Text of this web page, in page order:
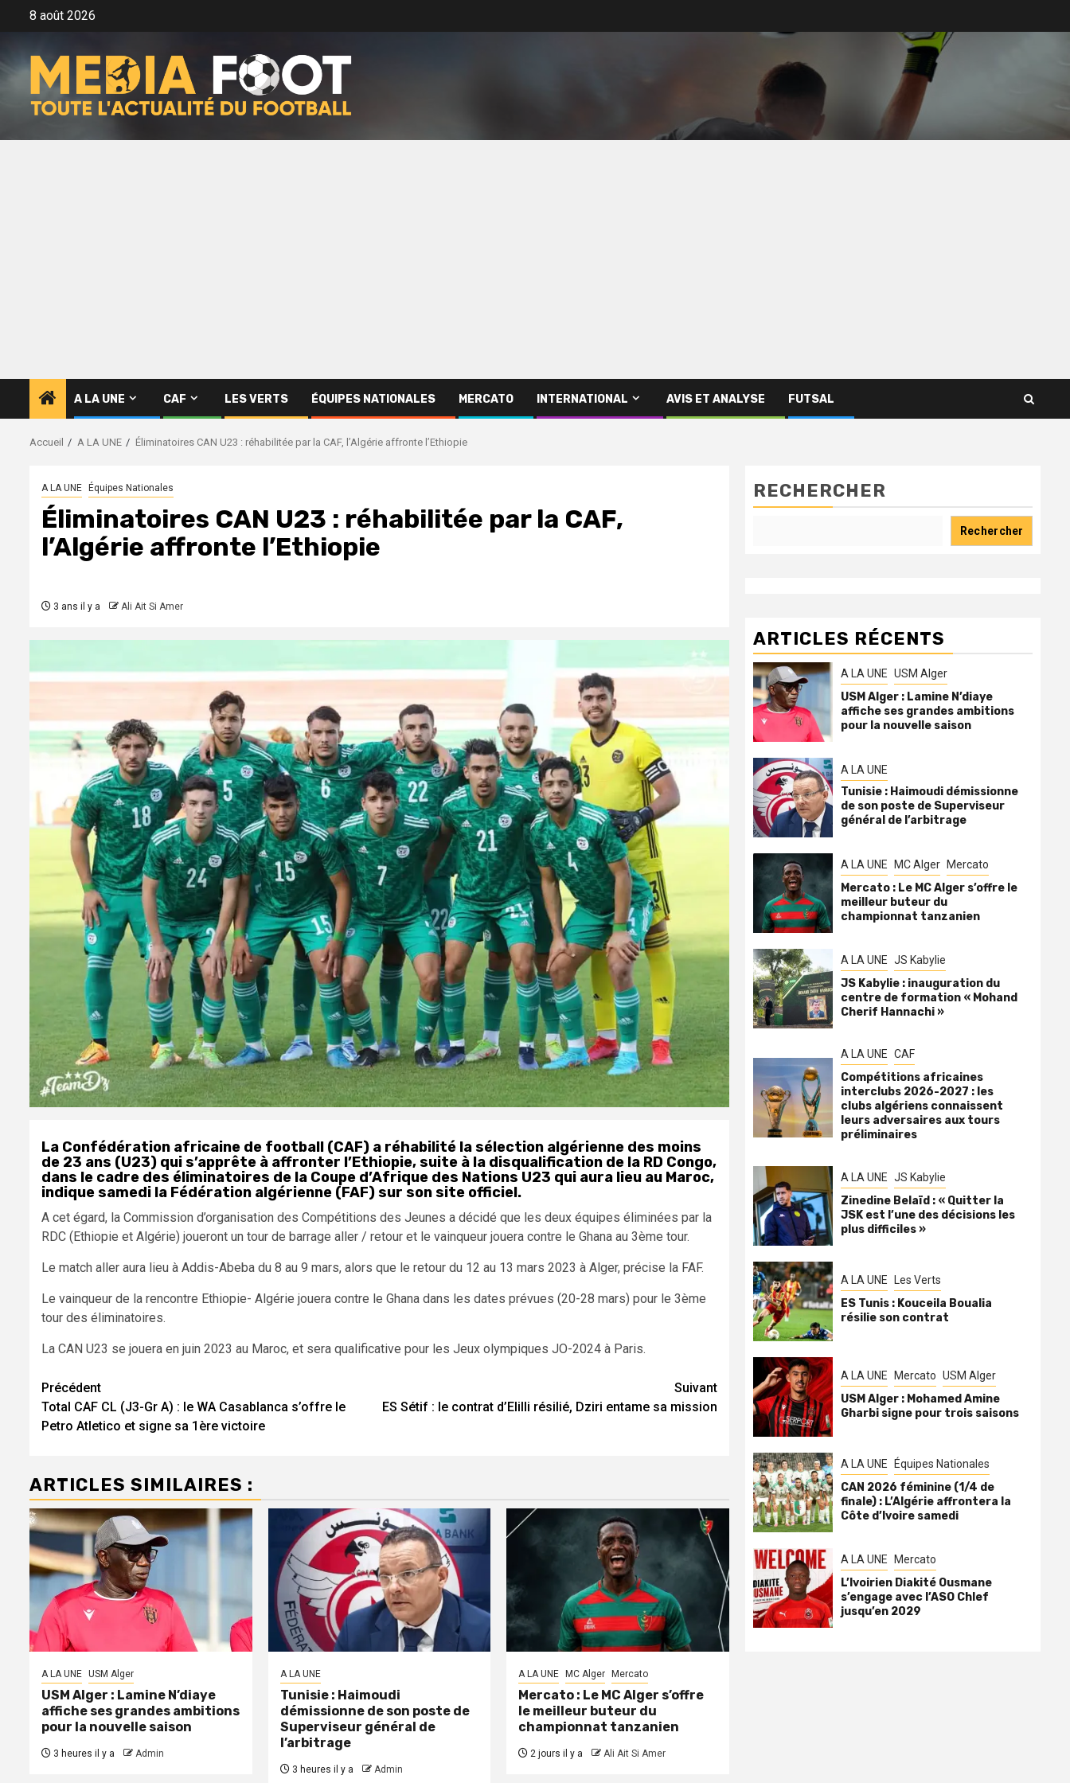
8 août 2026
A LA UNE CAF LES VERTS ÉQUIPES NATIONALES MERCATO INTERNATIONAL AVIS ET ANALYSE FUTSAL
Accueil A LA UNE Éliminatoires CAN U23 : réhabilitée par la CAF, l’Algérie affronte l’Ethiopie
A LA UNE Équipes Nationales
Éliminatoires CAN U23 : réhabilitée par la CAF,
l’Algérie affronte l’Ethiopie
3 ans il y a Ali Ait Si Amer
La Confédération africaine de football (CAF) a réhabilité la sélection algérienne des moins
de 23 ans (U23) qui s’apprête à affronter l’Ethiopie, suite à la disqualification de la RD Congo,
dans le cadre des éliminatoires de la Coupe d’Afrique des Nations U23 qui aura lieu au Maroc,
indique samedi la Fédération algérienne (FAF) sur son site officiel.
A cet égard, la Commission d’organisation des Compétitions des Jeunes a décidé que les deux équipes éliminées par la
RDC (Ethiopie et Algérie) joueront un tour de barrage aller / retour et le vainqueur jouera contre le Ghana au 3ème tour.
Le match aller aura lieu à Addis-Abeba du 8 au 9 mars, alors que le retour du 12 au 13 mars 2023 à Alger, précise la FAF.
Le vainqueur de la rencontre Ethiopie- Algérie jouera contre le Ghana dans les dates prévues (20-28 mars) pour le 3ème
tour des éliminatoires.
La CAN U23 se jouera en juin 2023 au Maroc, et sera qualificative pour les Jeux olympiques JO-2024 à Paris.
Navigation
d’article
Précédent
Total CAF CL (J3-Gr A) : le WA Casablanca s’offre le
Petro Atletico et signe sa 1ère victoire
Suivant
ES Sétif : le contrat d’Elilli résilié, Dziri entame sa mission
ARTICLES SIMILAIRES :
A LA UNE USM Alger
USM Alger : Lamine N’diaye
affiche ses grandes ambitions
pour la nouvelle saison
3 heures il y a Admin
A LA UNE
Tunisie : Haimoudi
démissionne de son poste de
Superviseur général de
l’arbitrage
3 heures il y a Admin
A LA UNE MC Alger Mercato
Mercato : Le MC Alger s’offre
le meilleur buteur du
championnat tanzanien
2 jours il y a Ali Ait Si Amer
RECHERCHER
Rechercher
ARTICLES RÉCENTS
A LA UNE USM Alger
USM Alger : Lamine N’diaye
affiche ses grandes ambitions
pour la nouvelle saison
A LA UNE
Tunisie : Haimoudi démissionne
de son poste de Superviseur
général de l’arbitrage
A LA UNE MC Alger Mercato
Mercato : Le MC Alger s’offre le
meilleur buteur du
championnat tanzanien
A LA UNE JS Kabylie
JS Kabylie : inauguration du
centre de formation « Mohand
Cherif Hannachi »
A LA UNE CAF
Compétitions africaines
interclubs 2026-2027 : les
clubs algériens connaissent
leurs adversaires aux tours
préliminaires
A LA UNE JS Kabylie
Zinedine Belaïd : « Quitter la
JSK est l’une des décisions les
plus difficiles »
A LA UNE Les Verts
ES Tunis : Kouceila Boualia
résilie son contrat
A LA UNE Mercato USM Alger
USM Alger : Mohamed Amine
Gharbi signe pour trois saisons
A LA UNE Équipes Nationales
CAN 2026 féminine (1/4 de
finale) : L’Algérie affrontera la
Côte d’Ivoire samedi
A LA UNE Mercato
L’Ivoirien Diakité Ousmane
s’engage avec l’ASO Chlef
jusqu’en 2029